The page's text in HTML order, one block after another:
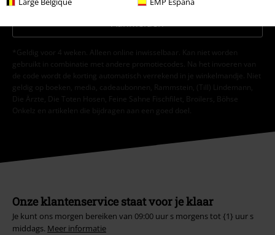
Aanmelden
*Geldig voor 4 weken. Alleen online inwisselbaar. Kan niet worden
gebruikt in combinatie met andere promotiecodes. Na het invoeren van
de code wordt de korting automatisch verrekend in je winkelmandje. Niet
geldig op boeken, media, cadeaubonnen, Rammstein, (Till) Lindemann,
Die Ärzte, Die Toten Hosen, Feine Sahne Fischfilet, Broilers, Böhse
Onkelz en artikelen die bijdragen aan een goed doel.
Onze klantenservice staat voor je klaar
Je kunt ons morgen bereiken van 09:00 uur s morgens tot {1} uur s
middags. Meer informatie